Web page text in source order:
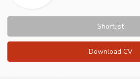
Shortlist
Download CV